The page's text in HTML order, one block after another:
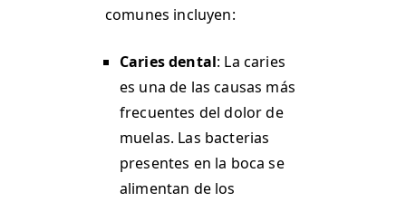
comunes incluyen:
Caries dental: La caries
es una de las causas más
frecuentes del dolor de
muelas. Las bacterias
presentes en la boca se
alimentan de los